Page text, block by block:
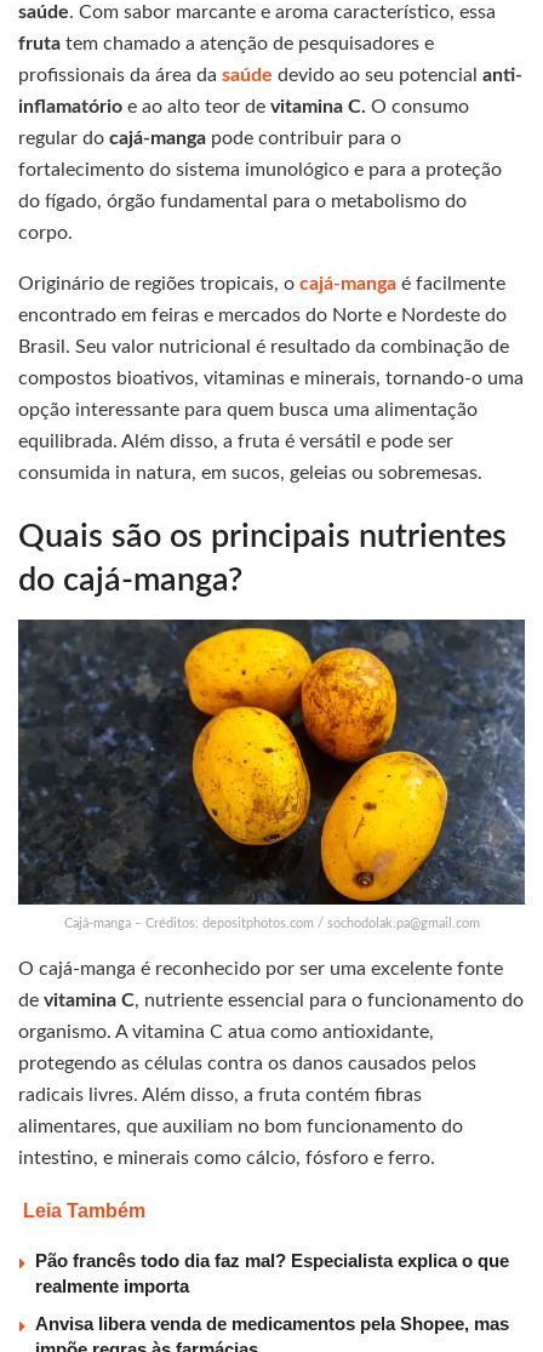
saúde. Com sabor marcante e aroma característico, essa
fruta tem chamado a atenção de pesquisadores e
profissionais da área da saúde devido ao seu potencial anti-
inflamatório e ao alto teor de vitamina C. O consumo
regular do cajá-manga pode contribuir para o
fortalecimento do sistema imunológico e para a proteção
do fígado, órgão fundamental para o metabolismo do
corpo.
Originário de regiões tropicais, o cajá-manga é facilmente
encontrado em feiras e mercados do Norte e Nordeste do
Brasil. Seu valor nutricional é resultado da combinação de
compostos bioativos, vitaminas e minerais, tornando-o uma
opção interessante para quem busca uma alimentação
equilibrada. Além disso, a fruta é versátil e pode ser
consumida in natura, em sucos, geleias ou sobremesas.
Quais são os principais nutrientes
do cajá-manga?
Cajá-manga – Créditos: depositphotos.com / sochodolak.pa@gmail.com
O cajá-manga é reconhecido por ser uma excelente fonte
de vitamina C, nutriente essencial para o funcionamento do
organismo. A vitamina C atua como antioxidante,
protegendo as células contra os danos causados pelos
radicais livres. Além disso, a fruta contém fibras
alimentares, que auxiliam no bom funcionamento do
intestino, e minerais como cálcio, fósforo e ferro.
Leia Também
Pão francês todo dia faz mal? Especialista explica o que
realmente importa
Anvisa libera venda de medicamentos pela Shopee, mas